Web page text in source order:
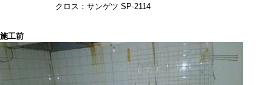
クロス：サンゲツ SP-2114
施工前